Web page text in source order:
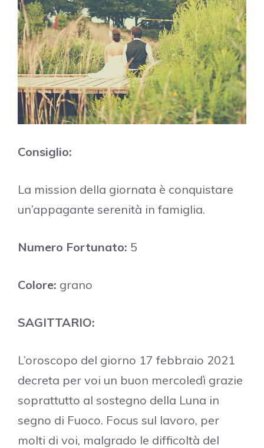
Consiglio:
La mission della giornata è conquistare
un’appagante serenità in famiglia.
Numero Fortunato: 5
Colore: grano
SAGITTARIO:
L’oroscopo del giorno 17 febbraio 2021
decreta per voi un buon mercoledì grazie
soprattutto al sostegno della Luna in
segno di Fuoco. Focus sul lavoro, per
molti di voi, malgrado le difficoltà del